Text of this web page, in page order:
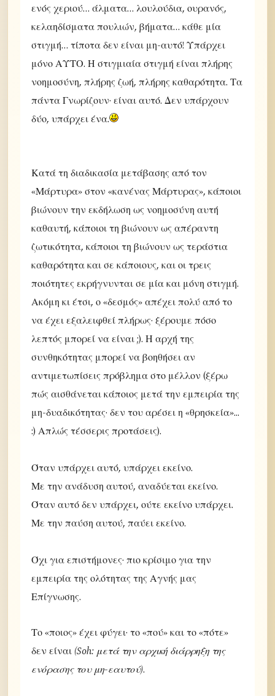
ενός χεριού… άλματα… λουλούδια, ουρανός,
κελαηδίσματα πουλιών, βήματα… κάθε μία
στιγμή… τίποτα δεν είναι μη-αυτό! Υπάρχει
μόνο ΑΥΤΟ. Η στιγμιαία στιγμή είναι πλήρης
νοημοσύνη, πλήρης ζωή, πλήρης καθαρότητα. Τα
πάντα Γνωρίζουν· είναι αυτό. Δεν υπάρχουν
δύο, υπάρχει ένα.
Κατά τη διαδικασία μετάβασης από τον
«Μάρτυρα» στον «κανένας Μάρτυρας», κάποιοι
βιώνουν την εκδήλωση ως νοημοσύνη αυτή
καθαυτή, κάποιοι τη βιώνουν ως απέραντη
ζωτικότητα, κάποιοι τη βιώνουν ως τεράστια
καθαρότητα και σε κάποιους, και οι τρεις
ποιότητες εκρήγνυνται σε μία και μόνη στιγμή.
Ακόμη κι έτσι, ο «δεσμός» απέχει πολύ από το
να έχει εξαλειφθεί πλήρως· ξέρουμε πόσο
λεπτός μπορεί να είναι ;). Η αρχή της
συνθηκότητας μπορεί να βοηθήσει αν
αντιμετωπίσεις πρόβλημα στο μέλλον (ξέρω
πώς αισθάνεται κάποιος μετά την εμπειρία της
μη-δυαδικότητας· δεν του αρέσει η «θρησκεία»...
:) Απλώς τέσσερις προτάσεις).
Όταν υπάρχει αυτό, υπάρχει εκείνο.
Με την ανάδυση αυτού, αναδύεται εκείνο.
Όταν αυτό δεν υπάρχει, ούτε εκείνο υπάρχει.
Με την παύση αυτού, παύει εκείνο.
Όχι για επιστήμονες· πιο κρίσιμο για την
εμπειρία της ολότητας της Αγνής μας
Επίγνωσης.
Το «ποιος» έχει φύγει· το «πού» και το «πότε»
δεν είναι (Soh: μετά την αρχική διάρρηξη της
ενόρασης του μη-εαυτού).